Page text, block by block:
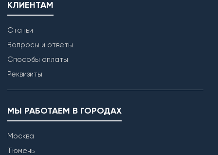
КЛИЕНТАМ
Статьи
Вопросы и ответы
Способы оплаты
Реквизиты
МЫ РАБОТАЕМ В ГОРОДАХ
Москва
Тюмень